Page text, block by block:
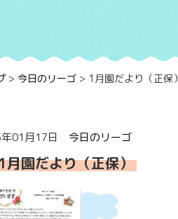
> 今日のリーゴ > 1月園だより（正保）
01月17日 今日のリーゴ
月園だより（正保）